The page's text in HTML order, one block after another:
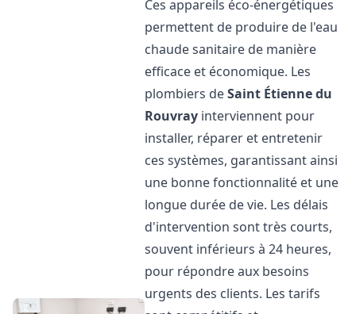
Ces appareils éco-énergétiques
permettent de produire de l'eau
chaude sanitaire de manière
efficace et économique. Les
plombiers deSaint Étienne du
Rouvray interviennent pour
installer, réparer et entretenir
ces systèmes, garantissant ainsi
une bonne fonctionnalité et une
longue durée de vie. Les délais
d'intervention sont très courts,
souvent inférieurs à 24 heures,
pour répondre aux besoins
urgents des clients. Les tarifs